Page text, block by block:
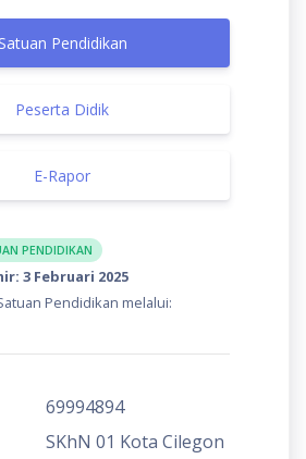
Satuan Pendidikan
Peserta Didik
E-Rapor
PENDIDIKAN
3 Februari 2025
Pendidikan melalui:
69994894
SKhN 01 Kota Cilegon